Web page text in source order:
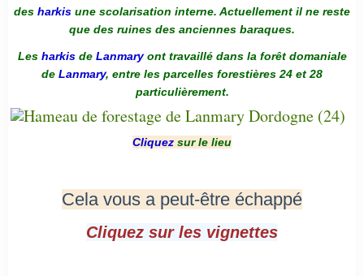
des harkis une scolarisation interne. Actuellement il ne reste
que des ruines des anciennes baraques.
Les harkis de Lanmaryont travaillé dans la forêt domaniale
de Lanmary, entre les parcelles forestières 24 et 28
particulièrement.
Cliquez sur le lieu
Cela vous a peut-être échappé
Cliquez sur les vignettes